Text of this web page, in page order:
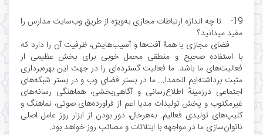
19- تا چه اندازه ارتباطات مجازی به‌ویژه از طریق وب‌سایت مدارس را
مفید میدانید؟
فضای مجازی با همۀ آفت‌ها و آسیب‌هایش، ظرفیت آن را دارد که
با استفاده صحیح و منطقی محمل خوبی برای بخش عظیمی از
فعالیت‌های ما باشد. ما فعالیت گسترده‌ای را در جهت این بهره‌برداری
مثبت برداشته‌ایم الحمدا... ما در بستر فضای وب و در بستر شبکه‌های
اجتماعی درزمینهٔ اطلاع‌رسانی و آگاهی‌بخشی، هماهنگی رسانه‌های
غیرمکتوب و پخش تولیدات مدیا اعم از فراورده‌های صوتی، نماهنگ و
کلیپ‌های تولیدی فعالیم. به‌هرحال، دور بودن از ابزار روز عامل اصلی
ناتوان‌سازی ما در مواجهه با ابتلائات و مصائب روز خواهد بود.